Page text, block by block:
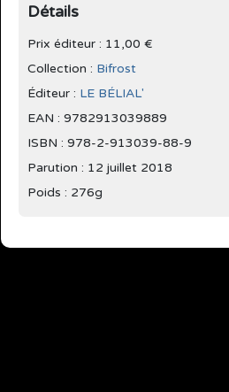
Détails
Prix éditeur : 11,00 €
Collection : Bifrost
Éditeur : LE BÉLIAL'
EAN : 9782913039889
ISBN : 978-2-913039-88-9
Parution : 12 juillet 2018
Poids : 276g